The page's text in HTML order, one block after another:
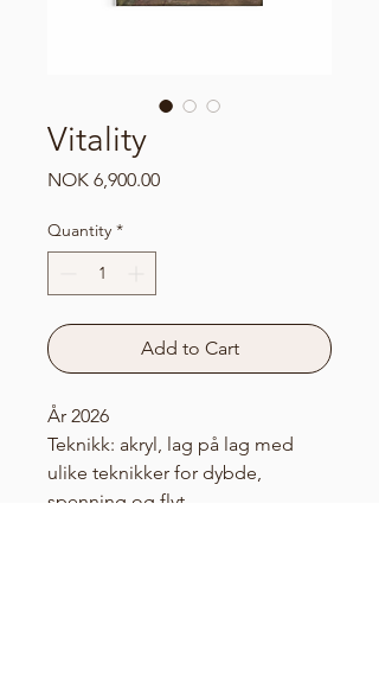
Vitality
NOK 6,900.00Price
Quantity *
Add to Cart
År 2026
Teknikk: akryl, lag på lag med
ulike teknikker for dybde,
spenning og flyt.